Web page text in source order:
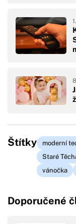
Štítky moderní
Staré
vánočka
Doporučené